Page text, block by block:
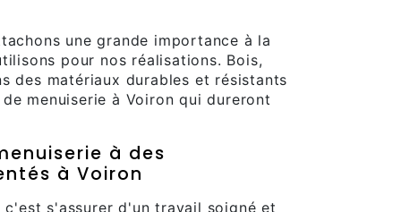
une grande importance à la
pour nos réalisations. Bois,
des matériaux durables et résistants
menuiserie à Voiron qui dureront
à des
à Voiron
c'est s'assurer d'un travail soigné et